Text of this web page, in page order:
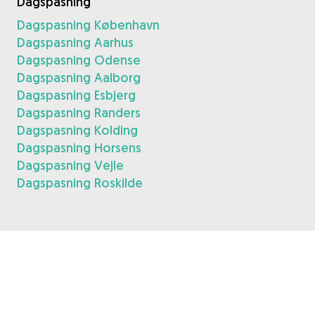
Dagspasning København
Dagspasning Aarhus
Dagspasning Odense
Dagspasning Aalborg
Dagspasning Esbjerg
Dagspasning Randers
Dagspasning Kolding
Dagspasning Horsens
Dagspasning Vejle
Dagspasning Roskilde